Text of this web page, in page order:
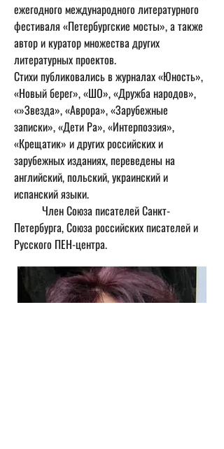
ежегодного международного литературного
фестиваля «Петербургские мосты», а также
автор и куратор множества других
литературных проектов.
Стихи публиковались в журналах «Юность»,
«Новый берег», «ШО», «Дружба народов»,
«»Звезда», «Аврора», «Зарубежные
записки», «Дети Ра», «Интерпоэзия»,
«Крещатик» и других российских и
зарубежных изданиях, переведены на
английский, польский, украинский и
испанский языки.
Петербурга, Союза российских писателей и
Русского ПЕН-центра.